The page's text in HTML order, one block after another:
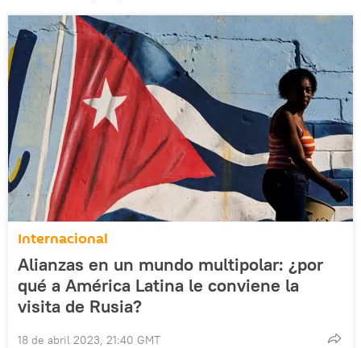
Internacional
Alianzas en un mundo multipolar: ¿por
qué a América Latina le conviene la
visita de Rusia?
18 de abril 2023, 21:40 GMT